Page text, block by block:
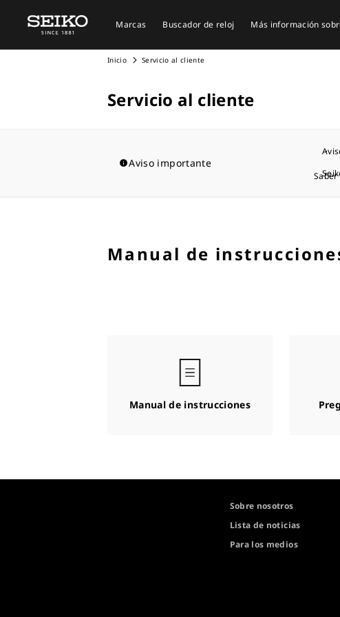
Marcas Buscador de reloj Más información
Inicio Servicio al cliente
Servicio al cliente
Aviso importante
Saber
Manual de
Manual de instrucciones
Sobre nosotros
Lista de noticias
Para los medios